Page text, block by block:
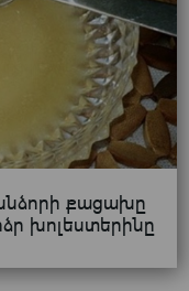
քացախը
խոլեստերինը